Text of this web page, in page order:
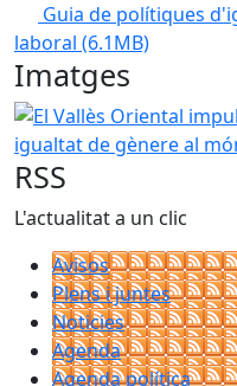
Guia de polítiques
laboral (6.1MB)
Imatges
El Vallès Oriental
RSS
L'actualitat a un clic
Avisos
Plens i juntes
Noticies
Agenda
Agenda política